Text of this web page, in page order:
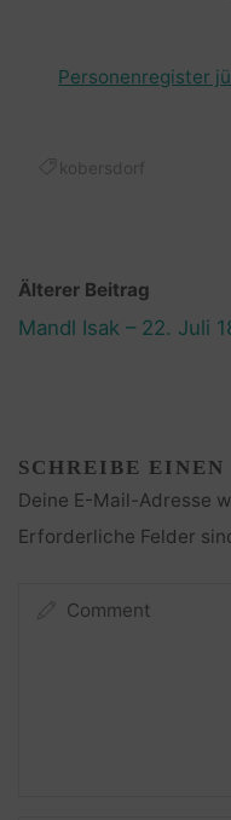
Personenregister
kobersdorf
Älterer Beitrag
Mandl Isak – 22. Juli
SCHREIBE
Deine E-Mail-Adresse
Erforderliche Felder